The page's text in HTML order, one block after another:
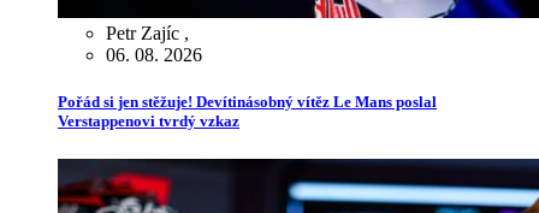
Petr Zajíc ,
06. 08. 2026
Pořád si jen stěžuje! Devítinásobný vítěz Le Mans poslal
Verstappenovi tvrdý vzkaz